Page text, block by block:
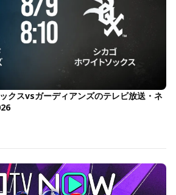
クスvsガーディアンズのテレビ放送・ネ